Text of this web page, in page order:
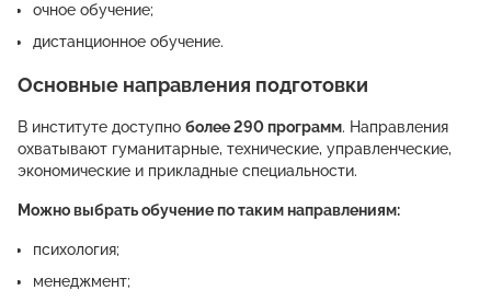
очное обучение;
дистанционное обучение.
Основные направления подготовки
В институте доступно более 290 программ. Направления
охватывают гуманитарные, технические, управленческие,
экономические и прикладные специальности.
Можно выбрать обучение по таким направлениям:
психология;
менеджмент;